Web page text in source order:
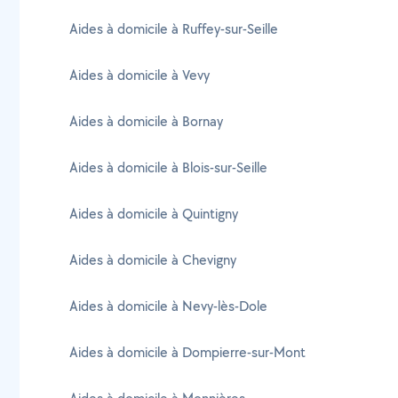
Aides à domicile à Ruffey-sur-Seille
Aides à domicile à Vevy
Aides à domicile à Bornay
Aides à domicile à Blois-sur-Seille
Aides à domicile à Quintigny
Aides à domicile à Chevigny
Aides à domicile à Nevy-lès-Dole
Aides à domicile à Dompierre-sur-Mont